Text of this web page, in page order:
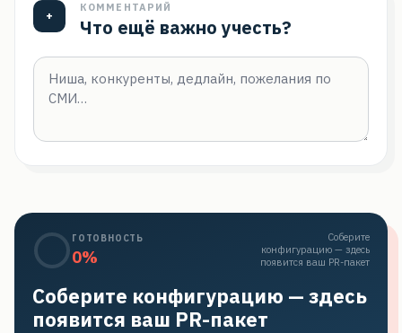
+
КОММЕНТАРИЙ
Что ещё важно учесть?
ГОТОВНОСТЬ
0%
Соберите
конфигурацию — здесь
появится ваш PR-пакет
Соберите конфигурацию — здесь
появится ваш PR-пакет